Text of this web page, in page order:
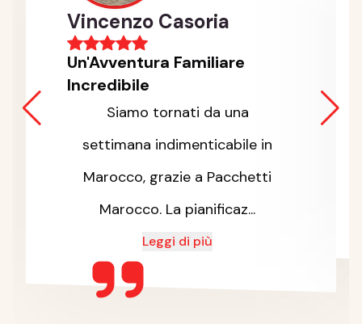
Vincenzo Casoria
Un'Avventura Familiare
Incredibile
Siamo tornati da una
settimana indimenticabile in
Marocco, grazie a Pacchetti
Marocco. La pianificaz...
Leggi di più